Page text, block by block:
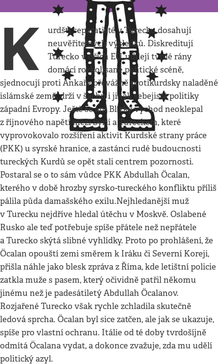
K
urdští separatisté v Turecku dosahují
neuvěřitelných výsledků. Diskreditují
Turecko v očích EU, udílejí tvrdé rány
domácí rozkolísané politické scéně,
sjednocují proti Ankaře převážně protikurdsky naladěné
islámské země, drží v šachu i jinak sebejisté politiky
západní Evropy. Ještě se ani Blízký východ neoklepal
z říjnového napětí mezi Sýrií a Tureckem, které
vyprovokovalo rozšíření aktivit Kurdské strany práce
(PKK) u syrské hranice, a zastánci rudé budoucnosti
tureckých Kurdů se opět stali centrem pozornosti.
Postaral se o to sám vůdce PKK Abdullah Öcalan,
kterého v době hrozby syrsko-tureckého konfliktu příliš
pálila půda damašského exilu.Nejhledanější muž
v Turecku nejdříve hledal útěchu v Moskvě. Oslabené
Rusko ale teď potřebuje spíše přátele než nepřátele
a Turecko skýtá slibné vyhlídky. Proto po prohlášení, že
Öcalan opouští zemi směrem k Iráku či Severní Koreji,
přišla náhle jako blesk zpráva z Říma, kde letištní policie
zatkla muže s pasem, který očividně patřil někomu
jinému než je padesátiletý Abdullah Öcalanov.
Rozjařené Turecko však rychle zchladila skutečně
ledová sprcha. Öcalan byl sice zatčen, ale jak se ukazuje,
spíše pro vlastní ochranu. Itálie od té doby tvrdošíjně
odmítá Öcalana vydat, a dokonce zvažuje, zda mu udělí
politický azyl.